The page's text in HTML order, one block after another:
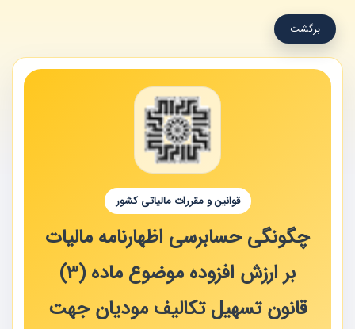
برگشت
قوانین و مقررات مالیاتی کشور
چگونگی حسابرسی اظهارنامه مالیات
بر ارزش افزوده موضوع ماده (3)
قانون تسهیل تکالیف مودیان جهت